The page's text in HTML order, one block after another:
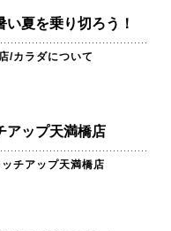
夏を乗り切ろう！
/カラダについて
アップ天満橋店
チアップ天満橋店